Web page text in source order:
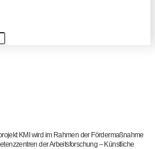
KMI wird im Rahmen der Fördermaßnahme
der Arbeitsforschung – Künstliche